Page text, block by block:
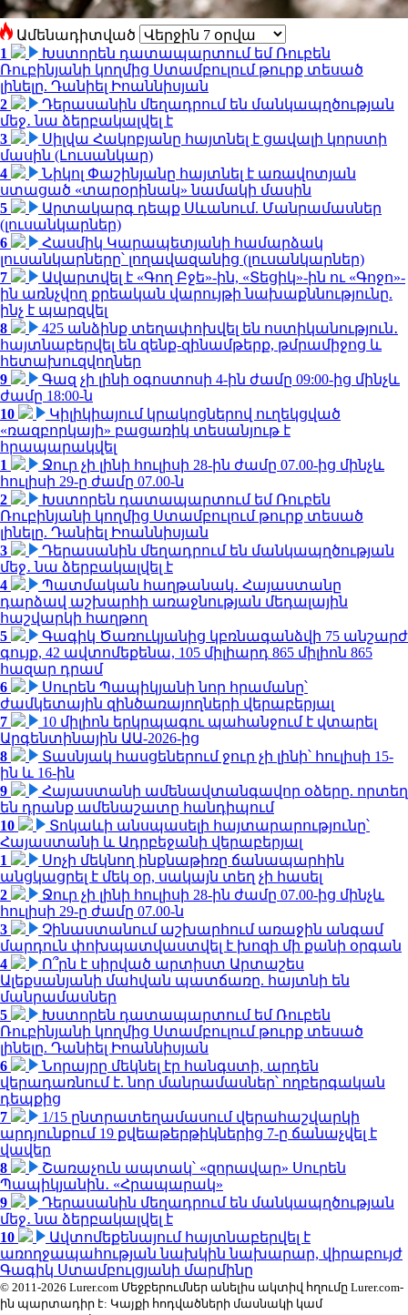
Ամենադիտված
1
Խստորեն դատապարտում եմ Ռուբեն
Ռուբինյանի կողմից Ստամբուլում թուրք տեսած
լինելը. Դանիել Իոաննիսյան
2
Դերասանին մեղադրում են մանկապղծության
մեջ․ նա ձերբակալվել է
3
Սիլվա Հակոբյանը հայտնել է ցավալի կորստի
մասին (Լուսանկար)
4
Նիկոլ Փաշինյանը հայտնել է առավոտյան
ստացած «տարօրինակ» նամակի մասին
5
Արտակարգ դեպք Սևանում. Մանրամասներ
(լուսանկարներ)
6
Հասմիկ Կարապետյանի համարձակ
լուսանկարները՝ լողավազանից (լուսանկարներ)
7
Ավարտվել է «Գող Բջե»-ին, «Տեցիկ»-ին ու «Գոջո»-
ին առնչվող քրեական վարույթի նախաքննությունը.
ինչ է պարզվել
8
425 անձինք տեղափոխվել են ոստիկանություն․
հայտնաբերվել են զենք-զինամթերք, թմրամիջոց և
հետախուզվողներ
9
Գազ չի լինի օգոստոսի 4-ին ժամը 09:00-ից մինչև
ժամը 18:00-ն
10
Կիլիկիայում կրակոցներով ուղեկցված
«ռազբորկայի» բացառիկ տեսանյութ է
հրապարակվել
1
Ջուր չի լինի հուլիսի 28-ին ժամը 07.00-ից մինչև
հուլիսի 29-ը ժամը 07.00-ն
2
Խստորեն դատապարտում եմ Ռուբեն
Ռուբինյանի կողմից Ստամբուլում թուրք տեսած
լինելը. Դանիել Իոաննիսյան
3
Դերասանին մեղադրում են մանկապղծության
մեջ․ նա ձերբակալվել է
4
Պատմական հաղթանակ․ Հայաստանը
դարձավ աշխարհի առաջնության մեդալային
հաշվարկի հաղթող
5
Գագիկ Ծառուկյանից կբռնագանձվի 75 անշարժ
գույք, 42 ավտոմեքենա, 105 միլիարդ 865 միլիոն 865
հազար դրամ
6
Սուրեն Պապիկյանի նոր հրամանը՝
ժամկետային զինծառայողների վերաբերյալ
7
10 միլիոն երկրպագու պահանջում է վտարել
Արգենտինային ԱԱ-2026-ից
8
Տասնյակ հասցեներում ջուր չի լինի՝ հուլիսի 15-
ին և 16-ին
9
Հայաստանի ամենավտանգավոր օձերը. որտեղ
են դրանք ամենաշատը հանդիպում
10
Տոկաևի անսպասելի հայտարարությունը՝
Հայաստանի և Ադրբեջանի վերաբերյալ
1
Սոչի մեկնող ինքնաթիռը ճանապարհին
անցկացրել է մեկ օր, սակայն տեղ չի հասել
2
Ջուր չի լինի հուլիսի 28-ին ժամը 07.00-ից մինչև
հուլիսի 29-ը ժամը 07.00-ն
3
Չինաստանում աշխարհում առաջին անգամ
մարդուն փոխպատվաստվել է խոզի մի քանի օրգան
4
Ո՞րն է սիրված արտիստ Արտաշես
Ալեքսանյանի մահվան պատճառը. հայտնի են
մանրամասներ
5
Խստորեն դատապարտում եմ Ռուբեն
Ռուբինյանի կողմից Ստամբուլում թուրք տեսած
լինելը. Դանիել Իոաննիսյան
6
Նորայրը մեկնել էր հանգստի, արդեն
վերադառնում է. նոր մանրամասներ՝ ողբերգական
դեպքից
7
1/15 ընտրատեղամասում վերահաշվարկի
արդյունքում 19 քվեաթերթիկներից 7-ը ճանաչվել է
վավեր
8
Շառաչուն ապտակ՝ «զորավար» Սուրեն
Պապիկյանին․ «Հրապարակ»
9
Դերասանին մեղադրում են մանկապղծության
մեջ․ նա ձերբակալվել է
10
Ավտոմեքենայում հայտնաբերվել է
առողջապահության նախկին նախարար, վիրաբույժ
Գագիկ Ստամբուլցյանի մարմինը
© 2011-2026 Lurer.com Մեջբերումներ անելիս ակտիվ հղումը Lurer.com-
ին պարտադիր է: Կայքի հոդվածների մասնակի կամ